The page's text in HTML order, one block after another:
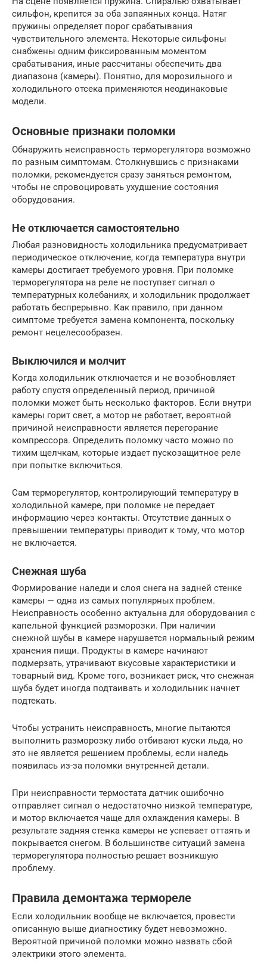
сильфон, крепится за оба запаянных конца. Натяг
пружины определяет порог срабатывания
чувствительного элемента. Некоторые сильфоны
снабжены одним фиксированным моментом
срабатывания, иные рассчитаны обеспечить два
диапазона (камеры). Понятно, для морозильного и
холодильного отсека применяются неодинаковые
модели.
Основные признаки поломки
Обнаружить неисправность терморегулятора возможно
по разным симптомам. Столкнувшись с признаками
поломки, рекомендуется сразу заняться ремонтом,
чтобы не спровоцировать ухудшение состояния
оборудования.
Не отключается самостоятельно
Любая разновидность холодильника предусматривает
периодическое отключение, когда температура внутри
камеры достигает требуемого уровня. При поломке
терморегулятора на реле не поступает сигнал о
температурных колебаниях, и холодильник продолжает
работать беспрерывно. Как правило, при данном
симптоме требуется замена компонента, поскольку
ремонт нецелесообразен.
Выключился и молчит
Когда холодильник отключается и не возобновляет
работу спустя определенный период, причиной
поломки может быть несколько факторов. Если внутри
камеры горит свет, а мотор не работает, вероятной
причиной неисправности является перегорание
компрессора. Определить поломку часто можно по
тихим щелчкам, которые издает пускозащитное реле
при попытке включиться.
Сам терморегулятор, контролирующий температуру в
холодильной камере, при поломке не передает
информацию через контакты. Отсутствие данных о
превышении температуры приводит к тому, что мотор
не включается.
Снежная шуба
Формирование наледи и слоя снега на задней стенке
камеры — одна из самых популярных проблем.
Неисправность особенно актуальна для оборудования с
капельной функцией разморозки. При наличии
снежной шубы в камере нарушается нормальный режим
хранения пищи. Продукты в камере начинают
подмерзать, утрачивают вкусовые характеристики и
товарный вид. Кроме того, возникает риск, что снежная
шуба будет иногда подтаивать и холодильник начнет
подтекать.
Чтобы устранить неисправность, многие пытаются
выполнить разморозку либо отбивают куски льда, но
это не является решением проблемы, если наледь
появилась из-за поломки внутренней детали.
При неисправности термостата датчик ошибочно
отправляет сигнал о недостаточно низкой температуре,
и мотор включается чаще для охлаждения камеры. В
результате задняя стенка камеры не успевает оттаять и
покрывается снегом. В большинстве ситуаций замена
терморегулятора полностью решает возникшую
проблему.
Правила демонтажа термореле
Если холодильник вообще не включается, провести
описанную выше диагностику будет невозможно.
Вероятной причиной поломки можно назвать сбой
электрики этого элемента.